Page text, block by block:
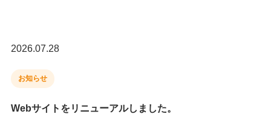
2026.07.28
お知らせ
Webサイトをリニューアルしました。